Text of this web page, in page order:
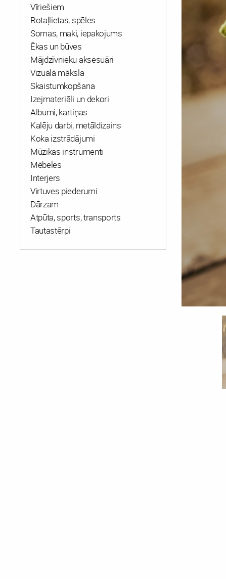
Vīriešiem
Rotaļlietas, spēles
Somas, maki, iepakojums
Ēkas un būves
Mājdzīvnieku aksesuāri
Vizuālā māksla
Skaistumkopšana
Izejmateriāli un dekori
Albumi, kartiņas
Kalēju darbi, metāldizains
Koka izstrādājumi
Mūzikas instrumenti
Mēbeles
Interjers
Virtuves piederumi
Dārzam
Atpūta, sports, transports
Tautastērpi